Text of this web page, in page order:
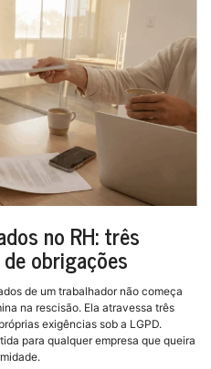
no RH: três
obrigações
de um trabalhador não começa
na rescisão. Ela atravessa três
exigências sob a LGPD.
para qualquer empresa que queira